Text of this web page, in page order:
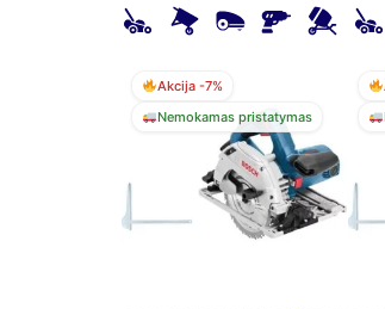
Akcija -7%
Nemokamas pristatymas